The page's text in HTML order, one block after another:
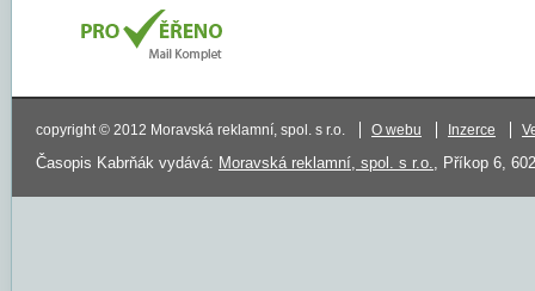
copyright © 2012 Moravská reklamní, spol. s r.o. O webu Inzerce
Časopis Kabrňák vydává: Moravská reklamní, spol. s r.o., Příkop 6,